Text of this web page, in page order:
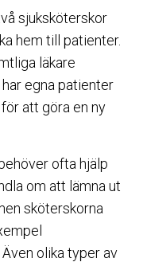
sjuksköterskor
hem till patienter.
läkare
egna patienter
att göra en ny
ofta hjälp
om att lämna ut
sköterskorna
olika typer av